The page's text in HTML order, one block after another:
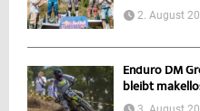
2. August
Enduro DM
bleibt